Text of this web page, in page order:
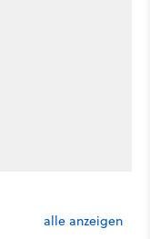
alle anzeigen